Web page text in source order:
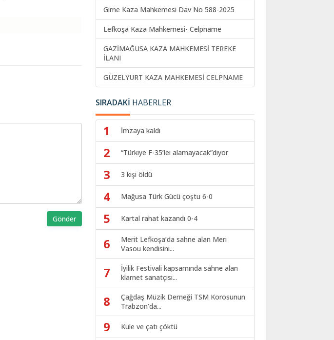
Gönder
Girne Kaza Mahkemesi Dav No 588-2025
Lefkoşa Kaza Mahkemesi- Celpname
GAZİMAĞUSA KAZA MAHKEMESİ TEREKE
İLANI
GÜZELYURT KAZA MAHKEMESİ CELPNAME
SIRADAKİ HABERLER
1 İmzaya kaldı
2 “Türkiye F-35’lei alamayacak”diyor
3 3 kişi öldü
4 Mağusa Türk Gücü çoştu 6-0
5 Kartal rahat kazandı 0-4
6
Merit Lefkoşa’da sahne alan Meri
Vasou kendisini...
7
İyilik Festivali kapsamında sahne alan
klarnet sanatçısı...
8
Çağdaş Müzik Derneği TSM Korosunun
Trabzon’da...
9 Kule ve çatı çöktü